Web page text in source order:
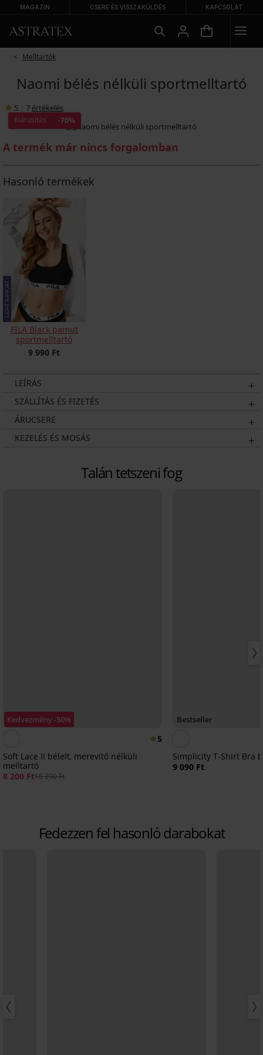
MAGAZIN CSERE ÉS VISSZAKÜLDÉS KAPCSOLAT
Melltartók
Naomi bélés nélküli sportmelltartó
5 7 értékelés
Kiárusítás -70%
A termék már nincs forgalomban
Hasonló termékek
FILA Black pamut
sportmelltartó
9 990 Ft
LEÍRÁS
SZÁLLÍTÁS ÉS FIZETÉS
ÁRUCSERE
KEZELÉS ÉS MOSÁS
Talán tetszeni fog
Kedvezmény -50%
5
Soft Lace II bélelt, merevítő nélküli
melltartó
8 200 Ft16 390 Ft
Bestseller
Simplicity T-Shirt Bra
9 090 Ft
Fedezzen fel hasonló darabokat